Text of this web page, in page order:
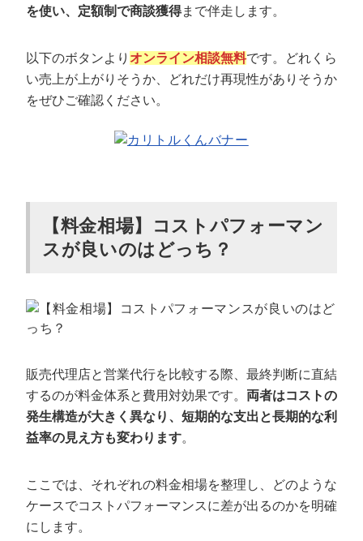
を使い、定額制で商談獲得まで伴走します。
以下のボタンより オンライン相談無料です。どれくら
い売上が上がりそうか、どれだけ再現性がありそうか
をぜひご確認ください。
【料金相場】コストパフォーマン
スが良いのはどっち？
販売代理店と営業代行を比較する際、最終判断に直結
するのが料金体系と費用対効果です。 両者はコストの
発生構造が大きく異なり、短期的な支出と長期的な利
益率の見え方も変わります。
ここでは、それぞれの料金相場を整理し、どのような
ケースでコストパフォーマンスに差が出るのかを明確
にします。